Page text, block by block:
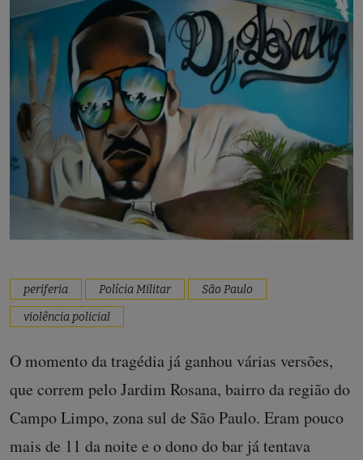
periferia Polícia Militar
São Paulo
violência policial
O momento da tragédia já ganhou várias versões,
que correm pelo Jardim Rosana, bairro da região do
Campo Limpo, zona sul de São Paulo. Eram pouco
mais de 11 da noite e o dono do bar já tentava